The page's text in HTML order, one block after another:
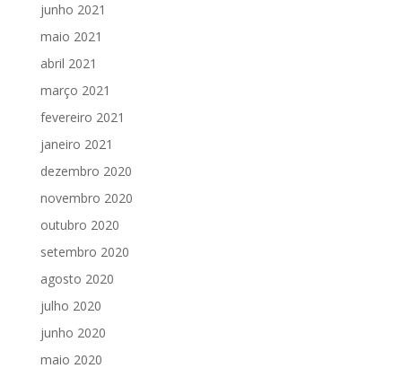
junho 2021
maio 2021
abril 2021
março 2021
fevereiro 2021
janeiro 2021
dezembro 2020
novembro 2020
outubro 2020
setembro 2020
agosto 2020
julho 2020
junho 2020
maio 2020